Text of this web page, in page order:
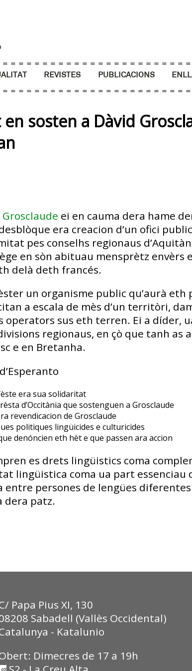
REVISTES PUBLICACIONS
sosten a Dàvid
Grosclaude ei en cauma dera hame
era creacion d’un ofici
pes conselhs regionaus
en sòn abituau mensprètz envèrs
delà deth francés.
un organisme public qu’aurà
a escala de mès d’un territòri,
operators sus eth terren. Ei a díder,
regionaus, en çò que tanh as
e en Bretanha.
era sua solidaritat
d’Occitània que sostenguen a Grosclaude
revendicacion de Grosclaude
politiques lingüicides e culturicides
denóncien eth hèt e que passen ara accion
es drets lingüistics coma
lingüistica coma ua part
persones de lengües
dera patz.
Papa Pius XI, 130
Sabadell (Vallès Occidental)
- Katalunio
Dimecres de 17 a 19h